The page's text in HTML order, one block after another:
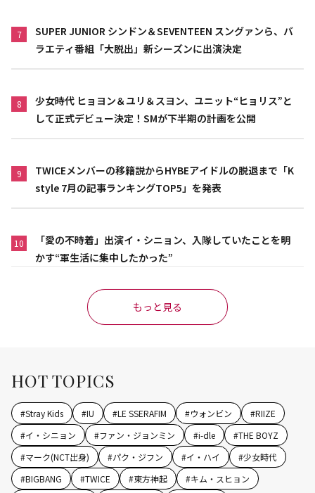
7
SUPER JUNIOR シンドン＆SEVENTEEN スングァンら、バ
ラエティ番組「大脱出」新シーズンに出演決定
8
少女時代 ヒョヨン＆ユリ＆スヨン、ユニット“ヒョリス”と
して正式デビュー決定！SMが下半期の計画を公開
9
TWICEメンバーの移籍説からHYBEアイドルの脱退まで「K
style 7月の記事ランキングTOP5」を発表
10
「愛の不時着」出演イ・シニョン、入隊していたことを明
かす“軍生活に集中したかった”
もっと見る
HOT TOPICS
#Stray Kids #IU #LE SSERAFIM #ウォンビン #RIIZE
#イ・シニョン #ファン・ジョンミン #i-dle #THE BOYZ
#マーク(NCT出身) #パク・ジフン #イ・ハイ #少女時代
#BIGBANG #TWICE #東方神起 #キム・スヒョン